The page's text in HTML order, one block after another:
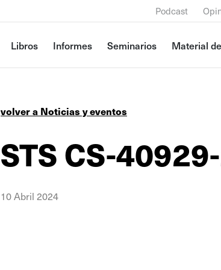
Podcast
Libros Informes Seminarios Material
volver a Noticias y eventos
STS CS-
10 Abril 2024